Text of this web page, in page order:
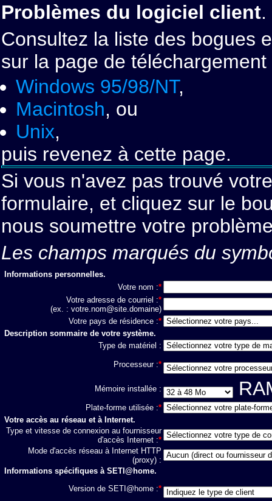
Problèmes du logiciel client.
Consultez la liste des bogues
sur la page de
Windows 95/98/NT,
Macintosh, ou
Unix,
puis revenez à cette page.
Si vous n'avez pas trouvé
formulaire, et cliquez sur le
nous soumettre votre
Les champs marqués du
Informations personnelles.
Votre nom :*
Votre adresse de courriel :*
(ex. : votre.nom@site.domaine)
Votre pays de résidence :*
Description sommaire de votre système.
Type de matériel :
Processeur :*
Mémoire installée :
Plate-forme utilisée :*
Votre accès au réseau et à Internet.
Type et vitesse de connexion au fournisseur
d'accès Internet :*
Mode d'accès réseau à Internet HTTP
(proxy) :
Informations spécifiques à SETI@home.
Version de SETI@home :*